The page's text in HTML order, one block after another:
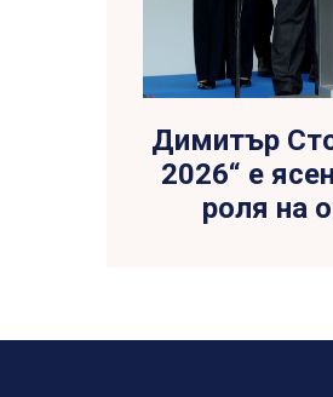
Димитър
2026“ е
роля на